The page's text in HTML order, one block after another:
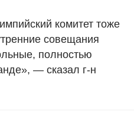
комитет тоже
совещания
полностью
— сказал г-н